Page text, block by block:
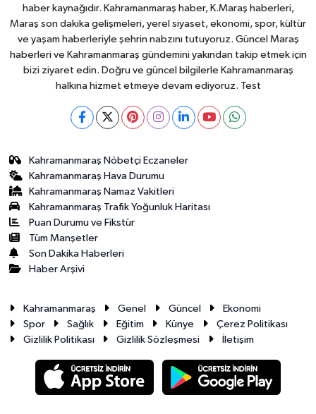
haber kaynağıdır. Kahramanmaraş haber, K.Maraş haberleri,
Maraş son dakika gelişmeleri, yerel siyaset, ekonomi, spor, kültür
ve yaşam haberleriyle şehrin nabzını tutuyoruz. Güncel Maraş
haberleri ve Kahramanmaraş gündemini yakından takip etmek için
bizi ziyaret edin. Doğru ve güncel bilgilerle Kahramanmaraş
halkına hizmet etmeye devam ediyoruz. Test
Kahramanmaraş Nöbetçi Eczaneler
Kahramanmaraş Hava Durumu
Kahramanmaraş Namaz Vakitleri
Kahramanmaraş Trafik Yoğunluk Haritası
Puan Durumu ve Fikstür
Tüm Manşetler
Son Dakika Haberleri
Haber Arşivi
Kahramanmaraş Genel Güncel
Ekonomi
Spor
Sağlık Eğitim Künye
Çerez Politikası
Gizlilik Politikası
Gizlilik Sözleşmesi İletişim